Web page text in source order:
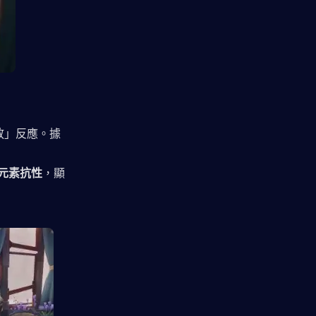
」反應。據
素抗性 ，顯